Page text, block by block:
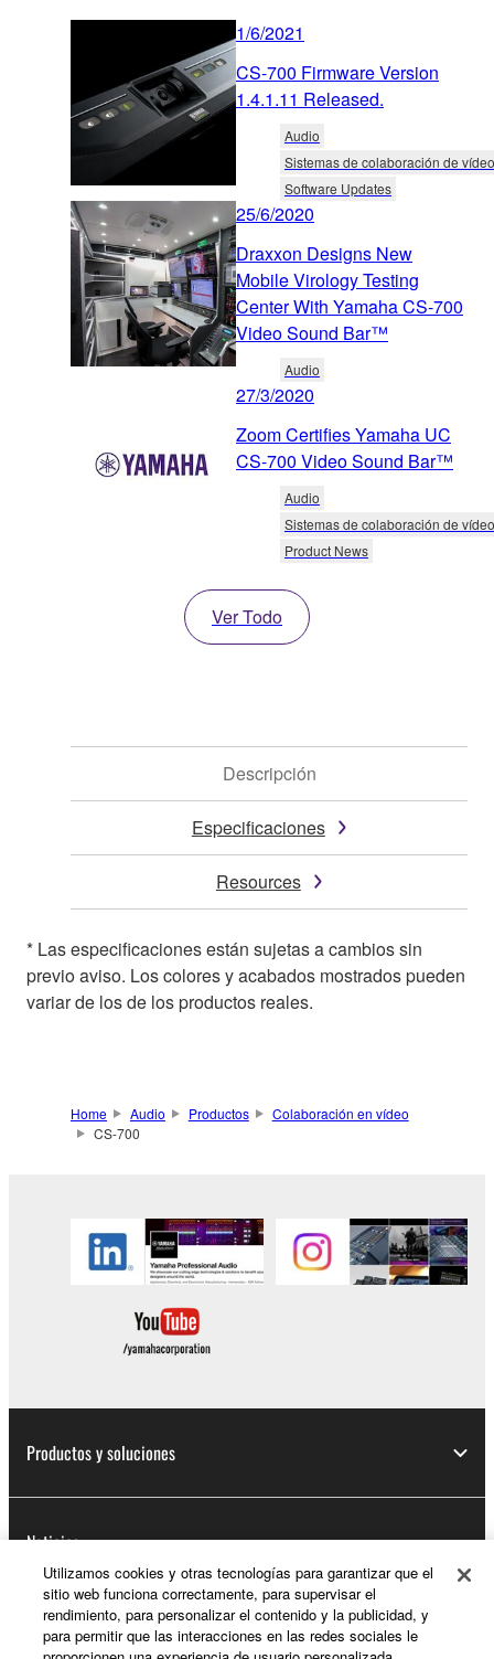
1/6/2021
CS-700 Firmware Version
1.4.1.11 Released.
Audio
Sistemas de colaboración de vídeo
Software Updates
25/6/2020
Draxxon Designs New
Mobile Virology Testing
Center With Yamaha CS-700
Video Sound Bar™
Audio
27/3/2020
Zoom Certifies Yamaha UC
CS-700 Video Sound Bar™
Audio
Sistemas de colaboración de vídeo
Product News
Ver Todo
Descripción
Especificaciones
Resources
* Las especificaciones están sujetas a cambios sin
previo aviso. Los colores y acabados mostrados pueden
variar de los de los productos reales.
Home Audio Productos
Colaboración en vídeo
CS-700
Productos y soluciones
Noticias
Acerca de Yamaha
Utilizamos cookies y otras tecnologías para garantizar que el
sitio web funciona correctamente, para supervisar el
rendimiento, para personalizar el contenido y la publicidad, y
para permitir que las interacciones en las redes sociales le